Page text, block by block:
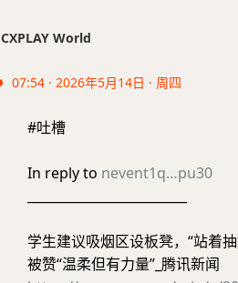
CXPLAY World
07:54 · 2026年5月14日 · 周四
#吐槽
In reply to nevent1q…pu30
学生建议吸烟区设板凳，“站着
被赞“温柔但有力量”_腾讯新闻